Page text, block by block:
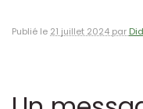
Publié le 21 juillet 2024 par